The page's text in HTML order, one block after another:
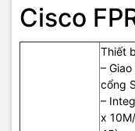
Cisco
Thiết
–
cổng
–
x